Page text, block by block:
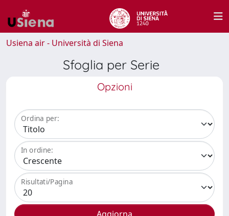
Usiena air - Università di Siena
Sfoglia per Serie
Opzioni
Ordina per:
In ordine:
Risultati/Pagina